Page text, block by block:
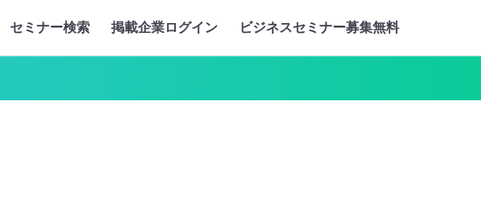
セミナー検索 掲載企業ログイン ビジネスセミナー募集無料